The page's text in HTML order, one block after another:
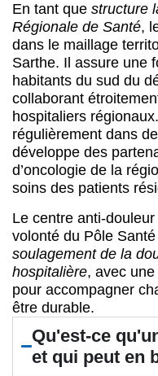
En tant que structure
Régionale de Santé,
dans le maillage
Sarthe. Il assure une
habitants du sud du
collaborant
hospitaliers
régulièrement dans
développe des
d’oncologie de la
soins des patients
Le centre anti-
volonté du Pôle
soulagement de la
hospitalière, avec
pour accompagner
être durable.
Qu'est-ce
et qui peut en